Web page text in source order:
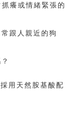
癢或情緒緊張的
跟人親近的狗
用天然胺基酸配